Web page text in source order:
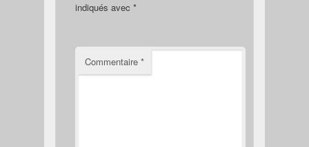
indiqués avec *
Commentaire *